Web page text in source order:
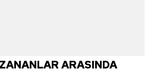
ARASINDA